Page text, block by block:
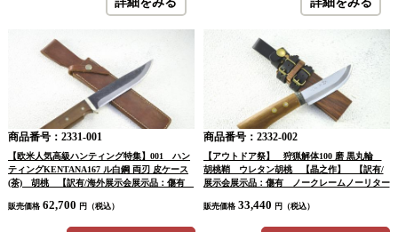
商品番号：2331-001
【欧米人気高級ハンティング特集】001 ハン
ティングKENTANA167 ル白鋼 両刃 皮ケース
(茶) 胡桃 【訳有/海外展示会展示品：傷有
販売価格 62,700 円（税込）
商品番号：2332-002
【アウトドア祭】 狩猟解体100 磨 黒丸輪
胡桃鞘 ウレタン胡桃 【晶之作】 【訳有/
展示会展示品：傷有 ノークレームノーリター
販売価格 33,440 円（税込）